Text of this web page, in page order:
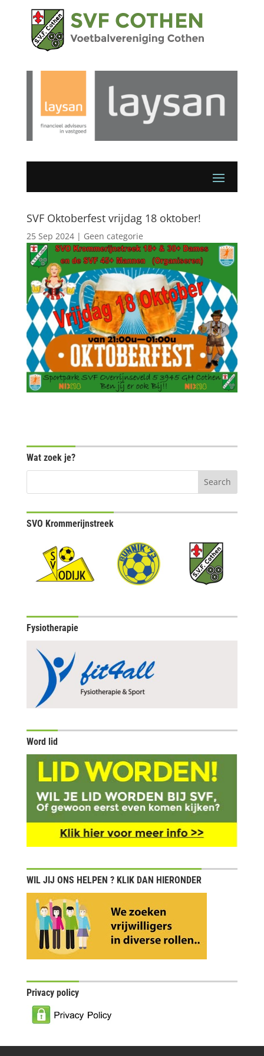
SVF Oktoberfest vrijdag 18 oktober!
25 Sep 2024| Geen categorie
Wat zoek je?
SVO Krommerijnstreek
Fysiotherapie
Word lid
WIL JIJ ONS HELPEN ? KLIK DAN HIERONDER
Privacy policy